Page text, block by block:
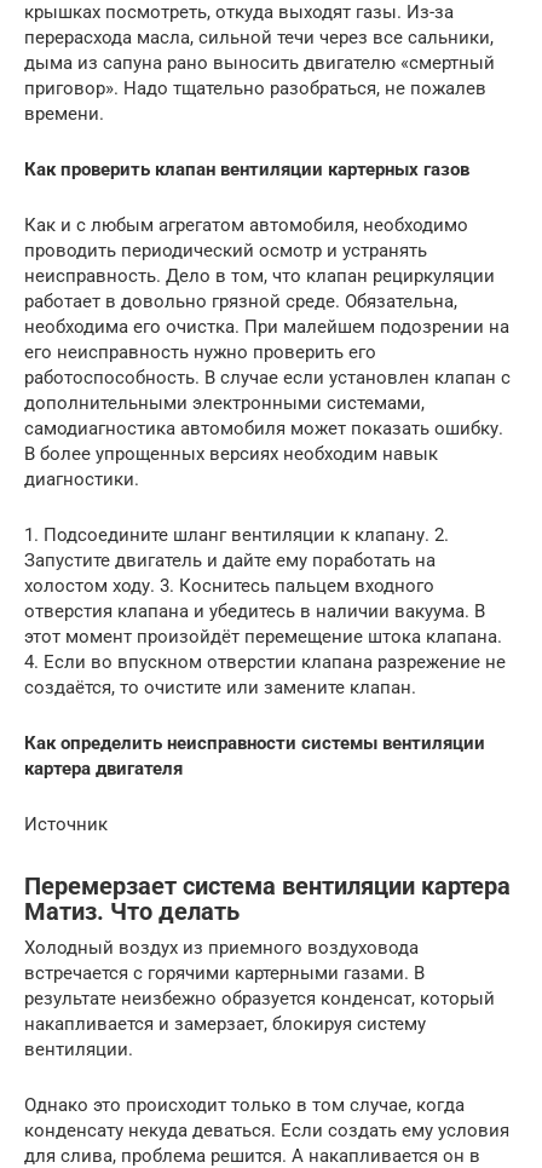
крышках посмотреть, откуда выходят газы. Из-за
перерасхода масла, сильной течи через все сальники,
дыма из сапуна рано выносить двигателю «смертный
приговор». Надо тщательно разобраться, не пожалев
времени.
Как проверить клапан вентиляции картерных газов
Как и с любым агрегатом автомобиля, необходимо
проводить периодический осмотр и устранять
неисправность. Дело в том, что клапан рециркуляции
работает в довольно грязной среде. Обязательна,
необходима его очистка. При малейшем подозрении на
его неисправность нужно проверить его
работоспособность. В случае если установлен клапан с
дополнительными электронными системами,
самодиагностика автомобиля может показать ошибку.
В более упрощенных версиях необходим навык
диагностики.
1. Подсоедините шланг вентиляции к клапану. 2.
Запустите двигатель и дайте ему поработать на
холостом ходу. 3. Коснитесь пальцем входного
отверстия клапана и убедитесь в наличии вакуума. В
этот момент произойдёт перемещение штока клапана.
4. Если во впускном отверстии клапана разрежение не
создаётся, то очистите или замените клапан.
Как определить неисправности системы вентиляции
картера двигателя
Источник
Перемерзает система вентиляции картера
Матиз. Что делать
Холодный воздух из приемного воздуховода
встречается с горячими картерными газами. В
результате неизбежно образуется конденсат, который
накапливается и замерзает, блокируя систему
вентиляции.
Однако это происходит только в том случае, когда
конденсату некуда деваться. Если создать ему условия
для слива, проблема решится. А накапливается он в